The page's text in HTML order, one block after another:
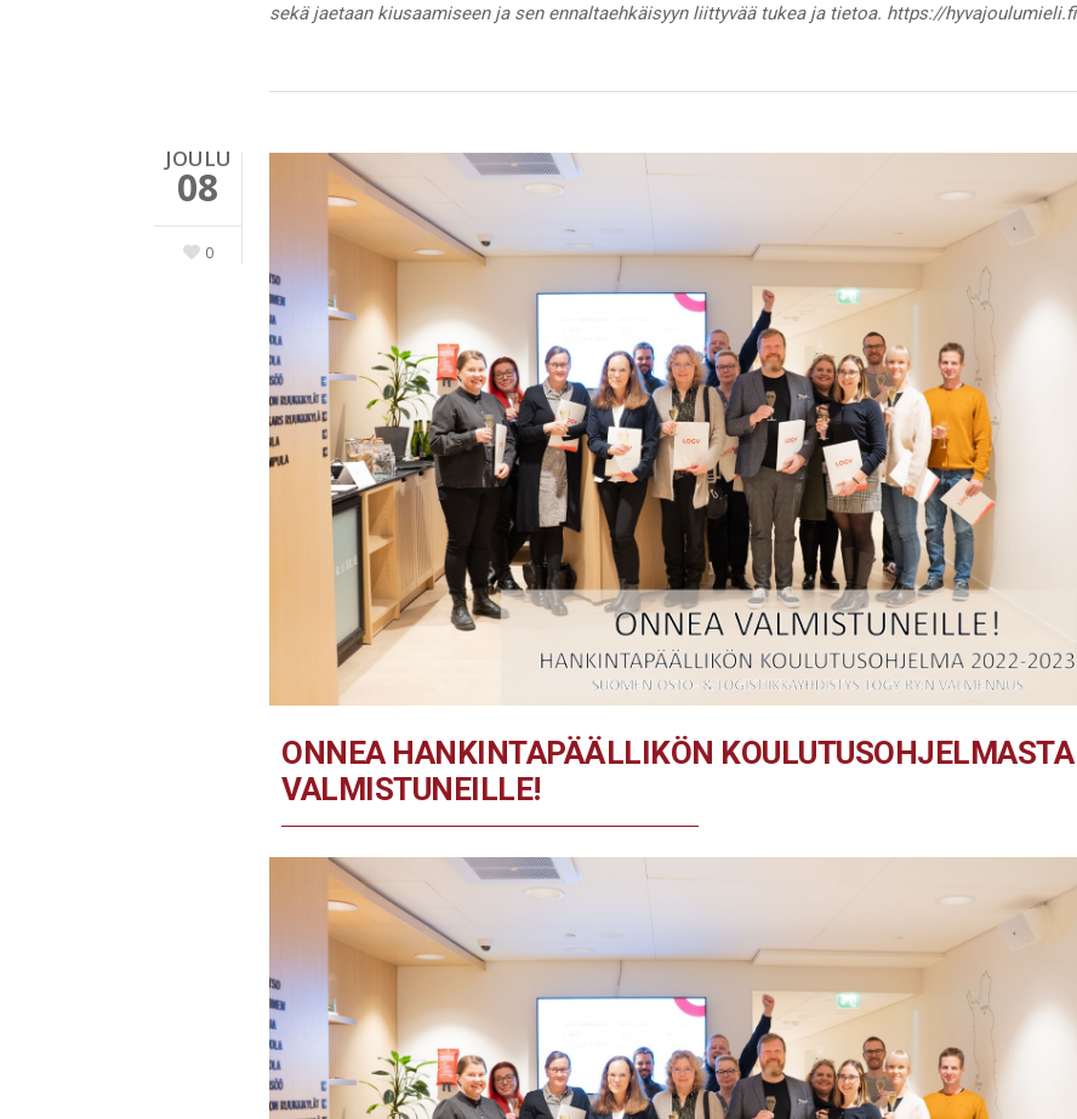
sekä jaetaan kiusaamiseen ja sen ennaltaehkäisyyn liittyvää tukea ja tietoa. https://hyvajoulumieli.fi
JOULU
08
0
ONNEA HANKINTAPÄÄLLIKÖN KOULUTUSOHJELMASTA
VALMISTUNEILLE!